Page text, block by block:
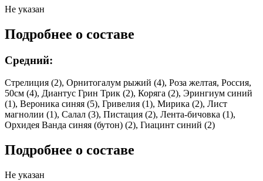
Не указан
Подробнее о составе
Средний:
Стрелиция (2), Орнитогалум рыжий (4), Роза желтая, Россия,
50см (4), Диантус Грин Трик (2), Коряга (2), Эрингиум синий
(1), Вероника синяя (5), Гривелия (1), Мирика (2), Лист
магнолии (1), Салал (3), Пистация (2), Лента-бичовка (1),
Орхидея Ванда синяя (бутон) (2), Гиацинт синий (2)
Подробнее о составе
Не указан